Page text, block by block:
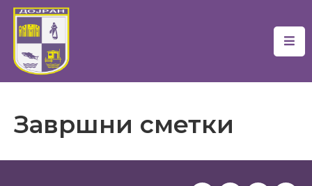
Почетна
Завршни сметки